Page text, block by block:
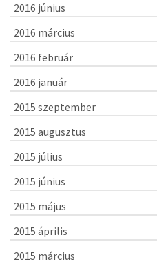
2016 június
2016 március
2016 február
2016 január
2015 szeptember
2015 augusztus
2015 július
2015 június
2015 május
2015 április
2015 március